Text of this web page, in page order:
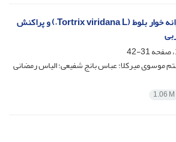
بررسی زیست شناسی جوانه خوار بلوط (Tortrix viridana L.) و پراکنش
31-42
موسوی میرکلا؛ عباس بانج شفیعی؛ الیاس رمضانی
1.06 M